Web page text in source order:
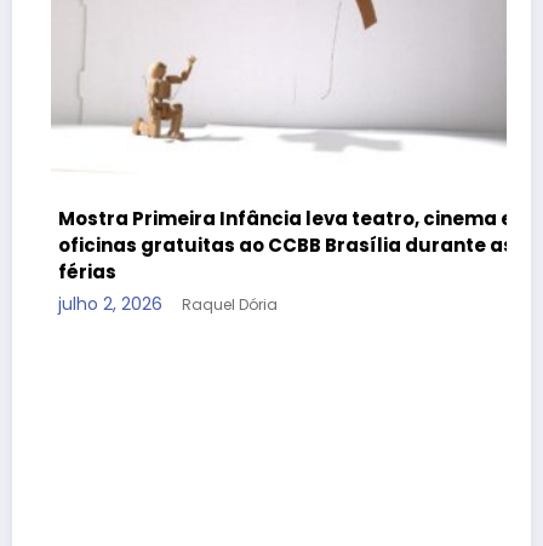
Infância leva teatro, cinema e
ao CCBB Brasília durante as
Raquel Dória